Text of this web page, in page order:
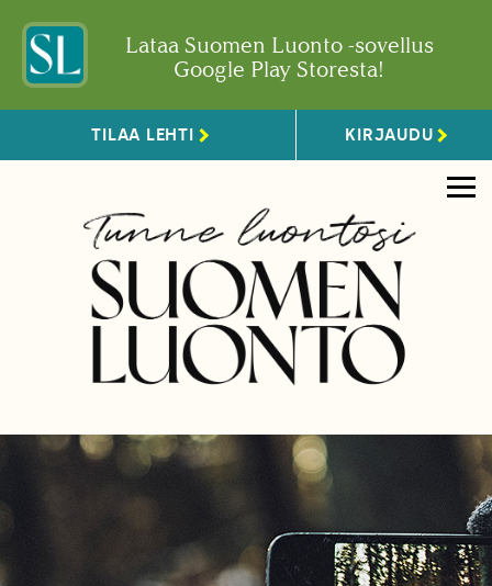
Lataa Suomen Luonto -sovellus
Google Play Storesta!
TILAA LEHTI KIRJAUDU